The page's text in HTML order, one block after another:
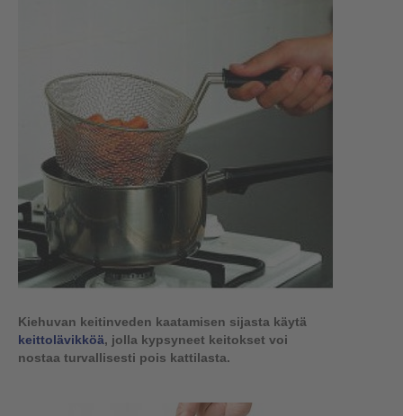
Kiehuvan keitinveden kaatamisen sijasta käytä
keittolävikköä, jolla kypsyneet keitokset voi
nostaa turvallisesti pois kattilasta.